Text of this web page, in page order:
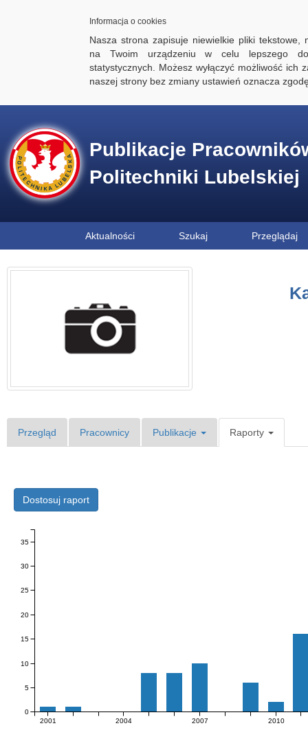
Informacja o cookies
Nasza strona zapisuje niewielkie pliki tekstowe,
na Twoim urządzeniu w celu lepszego
statystycznych. Możesz wyłączyć możliwość ich
naszej strony bez zmiany ustawień oznacza
Publikacje
Politechniki Lubelskiej
Aktualności Szukaj Przeglądaj
Przegląd Pracownicy Publikacje Raporty
Dostosuj raport
2001 2004 2007 2010
0
5
10
15
20
25
30
35